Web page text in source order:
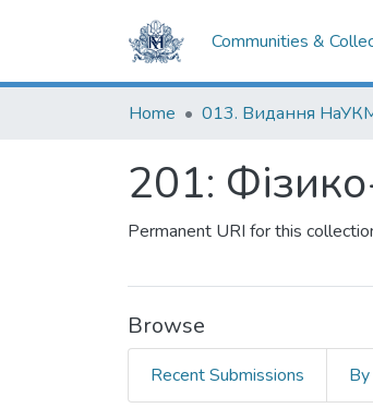
Communities &
Home 013. Видання
201:
Permanent URI for this
Browse
Recent Submissions